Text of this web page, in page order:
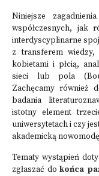
Niniejsze
współczesnych, jak
interdyscyplinarne
z transferem
kobietami i płcią,
sieci lub pola
Zachęcamy również
badania
istotny element
uniwersytetach i czy
akademicką
Tematy wystąpień
zgłaszać dokońca